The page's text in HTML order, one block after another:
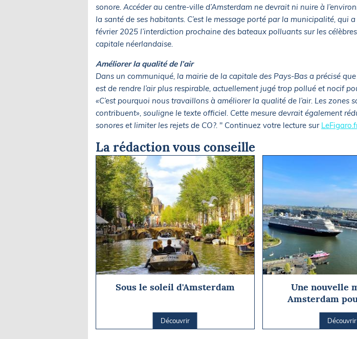
sonore. Accéder au centre-ville d’Amsterdam ne devrait ni nuire à
la santé de ses habitants. C’est le message porté par la municipalité, qui
février 2025 l’interdiction prochaine des bateaux polluants sur les
capitale néerlandaise.
Améliorer la qualité de l’air
Dans un communiqué, la mairie de la capitale des Pays-Bas a précisé
est de rendre l’air plus respirable, actuellement jugé trop pollué et nocif
«C’est pourquoi nous travaillons à améliorer la qualité de l’air. Les zones
contribuent», souligne le texte officiel. Cette mesure devrait également
sonores et limiter les rejets de CO?. " Continuez votre lecture sur
La rédaction vous conseille
Sous le soleil d'Amsterdam
Découvrir
Une nouvelle
Amsterdam
Découvrir